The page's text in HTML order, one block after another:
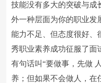
技能没有多大的突破与成
外一种层面为你的职业发
能力不足、但态度很好、
秀职业素养成功征服了面
有句话叫“要做事，先做
养；但如果不会做人，在